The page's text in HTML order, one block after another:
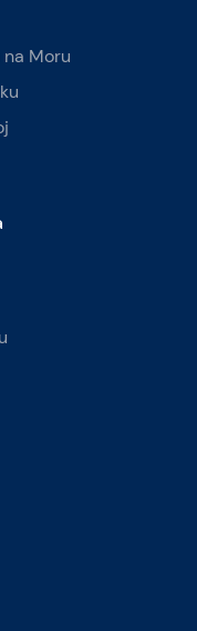
Moru